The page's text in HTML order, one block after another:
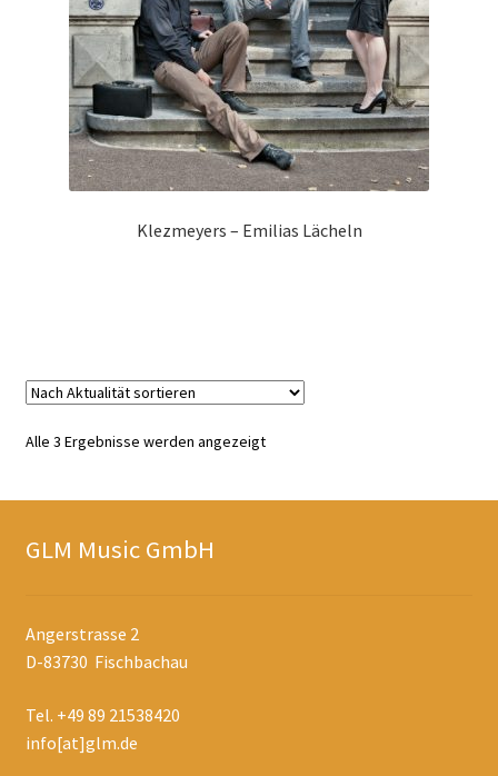
Klezmeyers – Emilias Lächeln
Alle 3 Ergebnisse werden angezeigtNach
GLM Music GmbH
Angerstrasse 2
D-83730 Fischbachau
Tel. +49 89 21538420
info[at]glm.de